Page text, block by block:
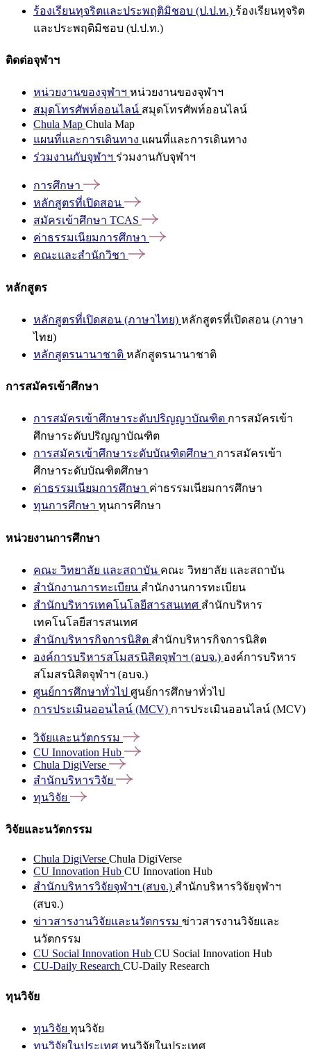
ร้องเรียนทุจริตและประพฤติมิชอบ (ป.ป.ท.) ร้องเรียนทุจริต
และประพฤติมิชอบ (ป.ป.ท.)
ติดต่อจุฬาฯ
หน่วยงานของจุฬาฯ หน่วยงานของจุฬาฯ
สมุดโทรศัพท์ออนไลน์ สมุดโทรศัพท์ออนไลน์
Chula Map Chula Map
แผนที่และการเดินทาง แผนที่และการเดินทาง
ร่วมงานกับจุฬาฯ ร่วมงานกับจุฬาฯ
การศึกษา
หลักสูตรที่เปิดสอน
สมัครเข้าศึกษา TCAS
ค่าธรรมเนียมการศึกษา
คณะและสำนักวิชา
หลักสูตร
หลักสูตรที่เปิดสอน (ภาษาไทย) หลักสูตรที่เปิดสอน (ภาษา
ไทย)
หลักสูตรนานาชาติ หลักสูตรนานาชาติ
การสมัครเข้าศึกษา
การสมัครเข้าศึกษาระดับปริญญาบัณฑิต การสมัครเข้า
ศึกษาระดับปริญญาบัณฑิต
การสมัครเข้าศึกษาระดับบัณฑิตศึกษา การสมัครเข้า
ศึกษาระดับบัณฑิตศึกษา
ค่าธรรมเนียมการศึกษา ค่าธรรมเนียมการศึกษา
ทุนการศึกษา ทุนการศึกษา
หน่วยงานการศึกษา
คณะ วิทยาลัย และสถาบัน คณะ วิทยาลัย และสถาบัน
สำนักงานการทะเบียน สำนักงานการทะเบียน
สำนักบริหารเทคโนโลยีสารสนเทศ สำนักบริหาร
เทคโนโลยีสารสนเทศ
สำนักบริหารกิจการนิสิต สำนักบริหารกิจการนิสิต
องค์การบริหารสโมสรนิสิตจุฬาฯ (อบจ.) องค์การบริหาร
สโมสรนิสิตจุฬาฯ (อบจ.)
ศูนย์การศึกษาทั่วไป ศูนย์การศึกษาทั่วไป
การประเมินออนไลน์ (MCV) การประเมินออนไลน์ (MCV)
วิจัยและนวัตกรรม
CU Innovation Hub
Chula DigiVerse
สำนักบริหารวิจัย
ทุนวิจัย
วิจัยและนวัตกรรม
Chula DigiVerse Chula DigiVerse
CU Innovation Hub CU Innovation Hub
สำนักบริหารวิจัยจุฬาฯ (สบจ.) สำนักบริหารวิจัยจุฬาฯ
(สบจ.)
ข่าวสารงานวิจัยและนวัตกรรม ข่าวสารงานวิจัยและ
นวัตกรรม
CU Social Innovation Hub CU Social Innovation Hub
CU-Daily Research CU-Daily Research
ทุนวิจัย
ทุนวิจัย ทุนวิจัย
ทุนวิจัยในประเทศ ทุนวิจัยในประเทศ